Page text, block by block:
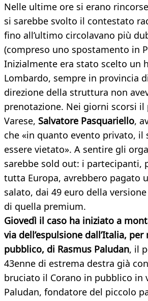
Nelle ultime ore si erano
si sarebbe svolto il contestato
fino all’ultimo circolavano più
(compreso uno spostamento in
Inizialmente era stato scelto un
Lombardo, sempre in provincia
direzione della struttura non
prenotazione. Nei giorni scorsi
Varese, Salvatore Pasquariello,
che «in quanto evento privato,
essere vietato». A sentire gli
sarebbe sold out: i partecipanti,
tutta Europa, avrebbero pagato
salato, dai 49 euro della
di quella premium.
Giovedì il caso ha iniziato a
via dell’espulsione dall’Italia,
pubblico, di Rasmus Paludan, il
43enne di estrema destra già
bruciato il Corano in pubblico in
Paludan, fondatore del piccolo